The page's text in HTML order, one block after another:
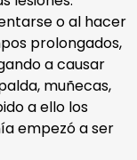
o al hacer
prolongados,
a causar
muñecas,
a ello los
empezó a ser